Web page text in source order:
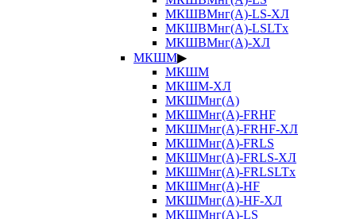
МКШВМнг(А)-LS-ХЛ
МКШВМнг(А)-LSLTx
МКШВМнг(А)-ХЛ
МКШМ▶
МКШМ
МКШМ-ХЛ
МКШМнг(А)
МКШМнг(А)-FRHF
МКШМнг(А)-FRHF-ХЛ
МКШМнг(А)-FRLS
МКШМнг(А)-FRLS-ХЛ
МКШМнг(А)-FRLSLTx
МКШМнг(А)-HF
МКШМнг(А)-HF-ХЛ
МКШМнг(А)-LS